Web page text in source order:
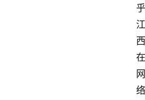
乎
江
西
在
网
络